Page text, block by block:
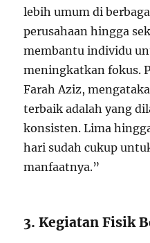
lebih umum di
perusahaan hingga
membantu individu
meningkatkan fokus.
Farah Aziz,
terbaik adalah yang
konsisten. Lima
hari sudah cukup
manfaatnya.”
3. Kegiatan Fisik